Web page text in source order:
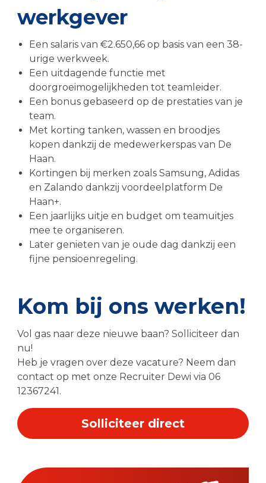
werkgever
Een salaris van €2.650,66 op basis van een 38-
urige werkweek.
Een uitdagende functie met
doorgroeimogelijkheden tot teamleider.
Een bonus gebaseerd op de prestaties van je
team.
Met korting tanken, wassen en broodjes
kopen dankzij de medewerkerspas van De
Haan.
Kortingen bij merken zoals Samsung, Adidas
en Zalando dankzij voordeelplatform De
Haan+.
Een jaarlijks uitje en budget om teamuitjes
mee te organiseren.
Later genieten van je oude dag dankzij een
fijne pensioenregeling.
Kom bij ons werken!
Vol gas naar deze nieuwe baan? Solliciteer dan
nu!
Heb je vragen over deze vacature? Neem dan
contact op met onze Recruiter Dewi via 06
12367241.
Solliciteer direct